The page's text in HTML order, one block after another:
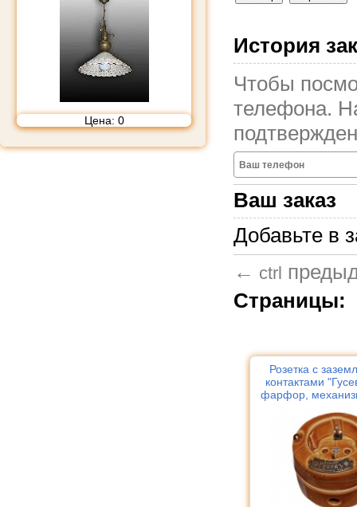
Цена: 0
История
Чтобы
телефона.
Ваш заказ
Добавьте в
← ctrl
Страницы:
Розетка с
контактами
фарфор,